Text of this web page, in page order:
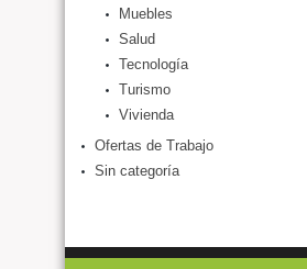
Muebles
Salud
Tecnología
Turismo
Vivienda
Ofertas de Trabajo
Sin categoría